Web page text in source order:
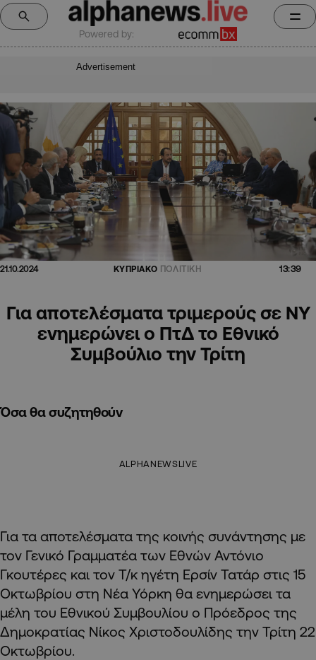
Powered by:
Advertisement
21.10.2024 ΚΥΠΡΙΑΚΟ ΠΟΛΙΤΙΚΗ 13:39
Για αποτελέσματα τριμερούς σε ΝΥ
ενημερώνει ο ΠτΔ το Εθνικό
Συμβούλιο την Τρίτη
Όσα θα συζητηθούν
ALPHANEWSLIVE
Για τα αποτελέσματα της κοινής συνάντησης με
τον Γενικό Γραμματέα των Εθνών Αντόνιο
Γκουτέρες και τον Τ/κ ηγέτη Ερσίν Τατάρ στις 15
Οκτωβρίου στη Νέα Υόρκη θα ενημερώσει τα
μέλη του Εθνικού Συμβουλίου ο Πρόεδρος της
Δημοκρατίας Νίκος Χριστοδουλίδης την Τρίτη 22
Οκτωβρίου.